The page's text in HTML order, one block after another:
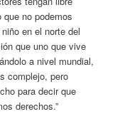
no podemos
en el norte del
que uno que vive
a nivel mundial,
complejo, pero
para decir que
derechos.”